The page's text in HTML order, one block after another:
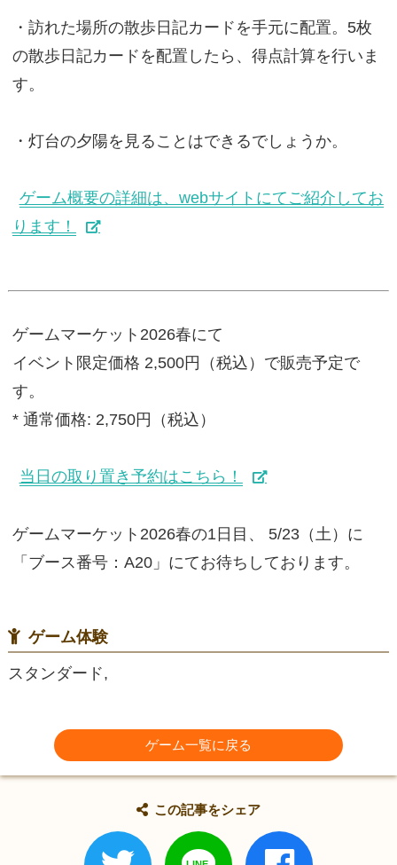
・訪れた場所の散歩日記カードを手元に配置。5枚
の散歩日記カードを配置したら、得点計算を行いま
す。
・灯台の夕陽を見ることはできるでしょうか。
ゲーム概要の詳細は、webサイトにてご紹介してお
ります！
ゲームマーケット2026春にて
イベント限定価格 2,500円（税込）で販売予定で
す。
* 通常価格: 2,750円（税込）
当日の取り置き予約はこちら！
ゲームマーケット2026春の1日目、 5/23（土）に
「ブース番号：A20」にてお待ちしております。
ゲーム体験
スタンダード,
ゲーム一覧に戻る
この記事をシェア